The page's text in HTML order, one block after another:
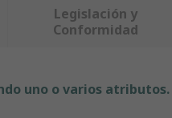
Legislación y
Conformidad
uno o varios atributos.